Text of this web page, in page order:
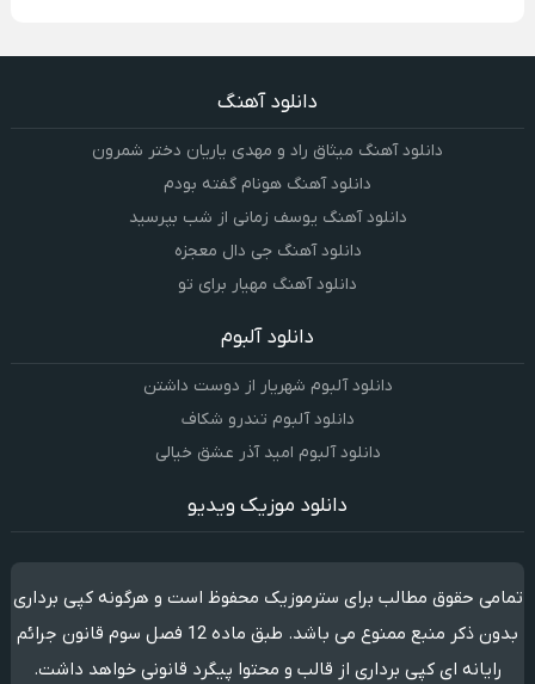
دانلود آهنگ
دانلود آهنگ میثاق راد و مهدی یاریان دختر شمرون
دانلود آهنگ هونام گفته بودم
دانلود آهنگ یوسف زمانی از شب بپرسید
دانلود آهنگ جی دال معجزه
دانلود آهنگ مهیار برای تو
دانلود آلبوم
دانلود آلبوم شهریار از دوست داشتن
دانلود آلبوم تندرو شکاف
دانلود آلبوم امید آذر عشق خیالی
دانلود موزیک ویدیو
تمامی حقوق مطالب برای سترموزیک محفوظ است و هرگونه کپی برداری
بدون ذکر منبع ممنوع می باشد. طبق ماده 12 فصل سوم قانون جرائم
رایانه ای کپی برداری از قالب و محتوا پیگرد قانونی خواهد داشت.